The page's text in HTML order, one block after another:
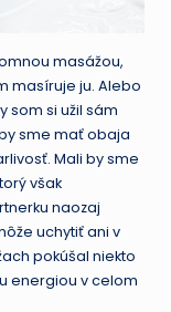
masážou,
masíruje ju. Alebo
som si užil sám
sme mať obaja
Mali by sme
však
naozaj
uchytiť ani v
pokúšal niekto
energiou v celom